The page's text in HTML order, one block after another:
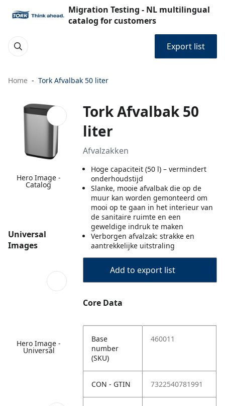
Migration Testing - NL multilingual
catalog for customers
Export list
Home Tork Afvalbak 50 liter
Hero Image -
Catalog
Universal
Images
Hero Image -
Universal
Tork Afvalbak 50
liter
Afvalzakken
Hoge capaciteit (50 l) – vermindert
onderhoudstijd
Slanke, mooie afvalbak die op de
muur kan worden gemonteerd om
mooi op te gaan in het interieur van
de sanitaire ruimte en een
geweldige indruk te maken
Verborgen afvalzak: strakke en
aantrekkelijke uitstraling
Add to export list
Core Data
Base
number
(SKU)
460011
CON - GTIN 7322540781991